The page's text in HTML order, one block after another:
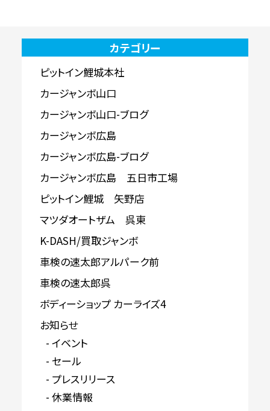
カテゴリー
ピットイン鯉城本社
カージャンボ山口
カージャンボ山口-ブログ
カージャンボ広島
カージャンボ広島-ブログ
カージャンボ広島 五日市工場
ピットイン鯉城 矢野店
マツダオートザム 呉東
K-DASH/買取ジャンボ
車検の速太郎アルパーク前
車検の速太郎呉
ボディーショップ カーライズ4
お知らせ
イベント
セール
プレスリリース
休業情報